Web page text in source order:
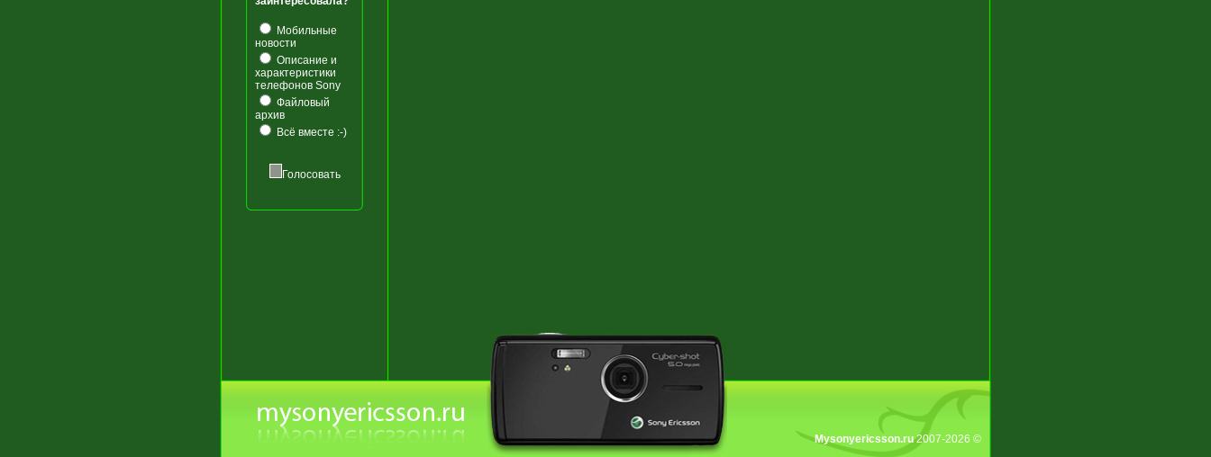
Мобильные
новости
Описание и
характеристики
телефонов Sony
Файловый
архив
Всё вместе :-)
Голосовать
Mysonyericsson.ru2007-2026 ©